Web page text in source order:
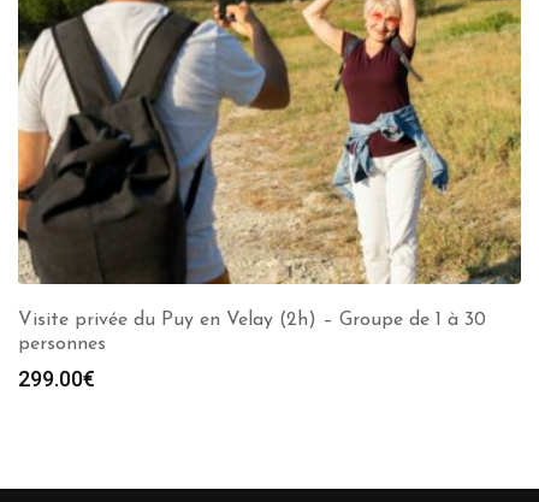
Visite privée du Puy en Velay (2h) – Groupe de 1 à 30
personnes
299.00€